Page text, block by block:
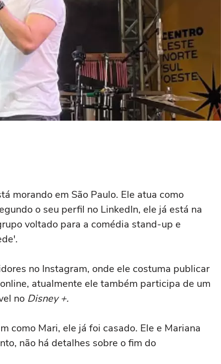
morando em São Paulo. Ele atua como
o seu perfil no LinkedIn, ele já está na
voltado para a comédia stand-up e
no Instagram, onde ele costuma publicar
atualmente ele também participa de um
no Disney +.
como Mari, ele já foi casado. Ele e Mariana
não há detalhes sobre o fim do